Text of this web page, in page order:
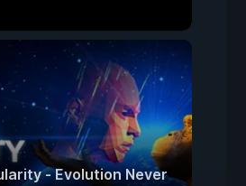
- Evolution Never